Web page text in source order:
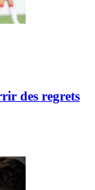
des regrets